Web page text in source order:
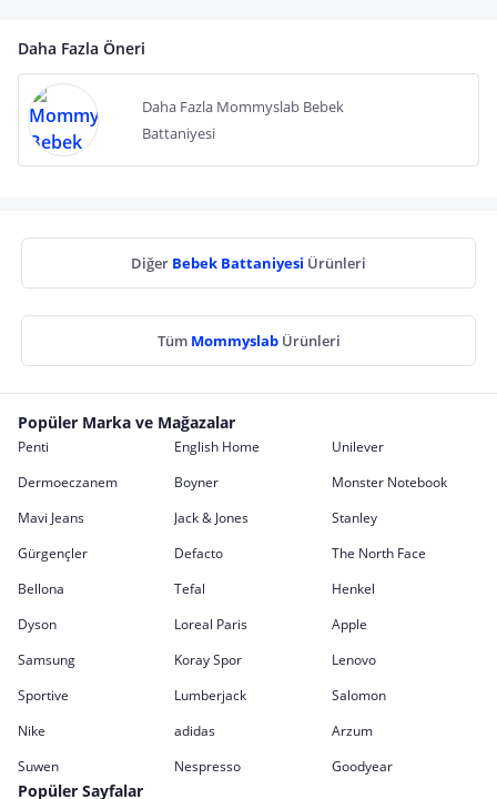
Daha Fazla Öneri
Daha Fazla Mommyslab Bebek
Battaniyesi
Diğer Bebek Battaniyesi Ürünleri
Tüm Mommyslab Ürünleri
Popüler Marka ve Mağazalar
Penti English Home
Unilever
Dermoeczanem
Boyner
Monster Notebook
Mavi Jeans
Jack & Jones
Stanley
Gürgençler
Defacto
The North Face
Bellona
Tefal
Henkel
Dyson
Loreal Paris
Apple
Samsung
Koray Spor
Lenovo
Sportive
Lumberjack
Salomon
Nike
adidas
Arzum
Suwen
Nespresso Goodyear
Popüler Sayfalar